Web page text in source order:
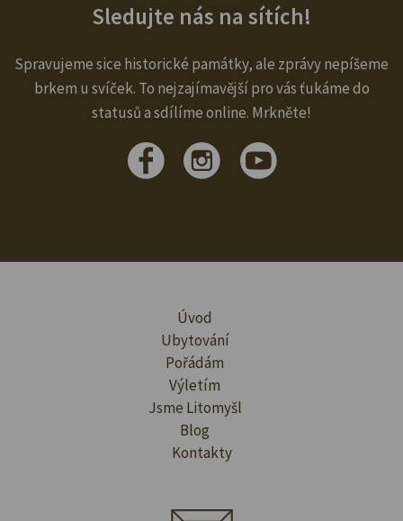
Sledujte nás na sítích!
Spravujeme sice historické památky, ale zprávy nepíšeme
brkem u svíček. To nejzajímavější pro vás ťukáme do
statusů a sdílíme online. Mrkněte!
Úvod
Ubytování
Pořádám
Výletím
Jsme Litomyšl
Blog
Kontakty